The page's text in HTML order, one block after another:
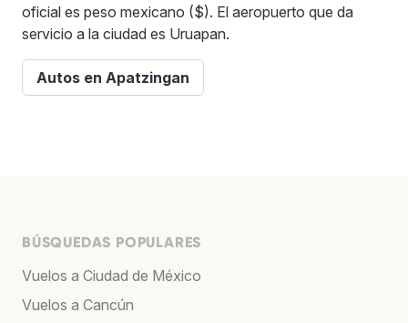
oficial es peso mexicano ($). El aeropuerto que da
servicio a la ciudad es Uruapan.
Autos en Apatzingan
BÚSQUEDAS POPULARES
Vuelos a Ciudad de México
Vuelos a Cancún